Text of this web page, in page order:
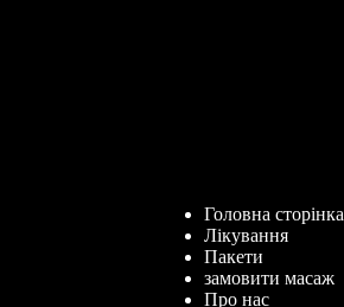
Головна сторінка
Лікування
Пакети
замовити масаж
Про нас